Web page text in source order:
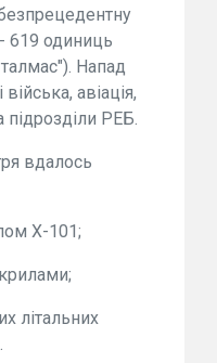
619 одиниць
Напад
авіація,
підрозділи РЕБ.
вдалось
Х-101;
літальних